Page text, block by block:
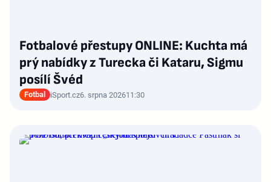
Fotbalové přestupy ONLINE: Kuchta má
prý nabídky z Turecka či Kataru, Sigmu
posílí Švéd
Fotbal iSport.cz6. srpna 202611:30